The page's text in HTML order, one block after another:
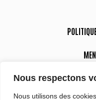
Nous respectons
Nous utilisons des